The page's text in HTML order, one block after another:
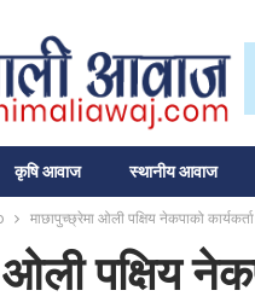
कृषि आवाज स्थानीय आवाज
माछापुच्छ्रेमा ओली पक्षिय नेकपाको
ओली पक्षिय